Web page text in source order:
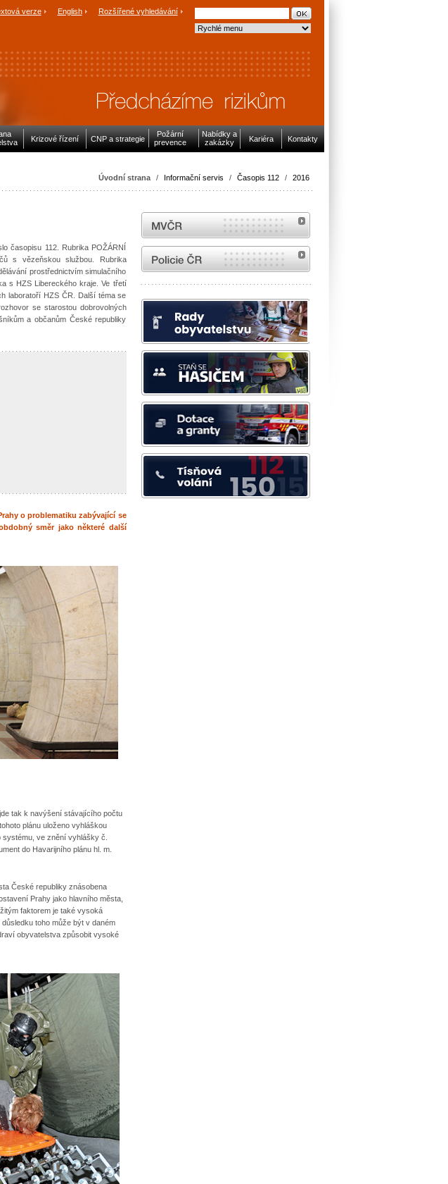
verze English Rozšířené vyhledávání
Krizové řízení CNP a strategie
Požární
prevence
Nabídky a
zakázky
Kariéra Kontakty
Úvodní strana / Informační servis / Časopis 112 / 2016
časopisu 112. Rubrika POŽÁRNÍ
s vězeňskou službou. Rubrika
prostřednictvím simulačního
s HZS Libereckého kraje. Ve třetí
laboratoří HZS ČR. Další téma se
se starostou dobrovolných
a občanům České republiky
o problematiku zabývající se
směr jako některé další
tak k navýšení stávajícího počtu
plánu uloženo vyhláškou
ve znění vyhlášky č.
do Havarijního plánu hl. m.
České republiky znásobena
Prahy jako hlavního města,
faktorem je také vysoká
toho může být v daném
obyvatelstva způsobit vysoké
MVČR
internetové stránky Policie ČR